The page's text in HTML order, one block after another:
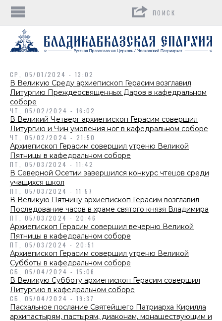
СР, 05/01/2024 - 13:02
В Великую Среду архиепископ Герасим возглавил
Литургию Преждеосвященных Даров в кафедральном
соборе
ЧТ, 05/02/2024 - 16:02
В Великий Четверг архиепископ Герасим совершил
Литургию и Чин умовения ног в кафедральном соборе
ЧТ, 05/02/2024 - 21:50
Архиепископ Герасим совершил утреню Великой
Пятницы в кафедральном соборе
ПТ, 05/03/2024 - 11:42
В Северной Осетии завершился конкурс чтецов среди
учащихся школ
ПТ, 05/03/2024 - 11:57
В Великую Пятницу архиепископ Герасим возглавил
Последование часов в храме святого князя Владимира
ПТ, 05/03/2024 - 20:46
Архиепископ Герасим совершил вечерню Великой
Пятницы в кафедральном соборе
ПТ, 05/03/2024 - 20:51
Архиепископ Герасим совершил утреню Великой
Субботы в кафедральном соборе
СБ, 05/04/2024 - 15:06
В Великую Субботу архиепископ Герасим совершил
Литургию в кафедральном соборе
СБ, 05/04/2024 - 19:37
Пасхальное послание Святейшего Патриарха Кирилла
архипастырям, пастырям, диаконам, монашествующим и